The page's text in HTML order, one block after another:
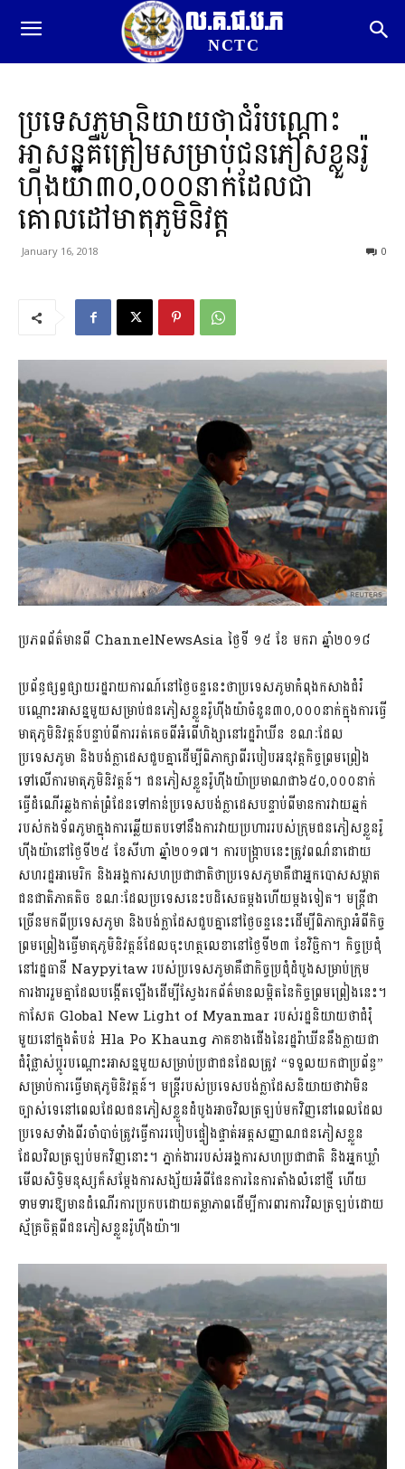
ល.គ.ជ.ប.ភ
NCTC
ប្រទេសភូមានិយាយថាជំរំបណ្តោះ
អាសន្នគឺត្រៀមសម្រាប់ជនភៀសខ្លួនរ៉ូ
ហ៊ីងយ៉ា៣០,០០០នាក់ដែលជា
គោលដៅមាតុភូមិនិវត្ត
January 16, 2018 0
ប្រភពព័ត៌មានពី ChannelNewsAsia ថ្ងៃទី ១៥ ខែ មករា ឆ្នាំ២០១៨
ប្រព័ន្ធផ្សព្វផ្សាយរដ្ឋរាយការណ៍នៅថ្ងៃចន្ទនេះថាប្រទេសភូមាកំពុងកសាងជំរំ
បណ្តោះអាសន្នមួយសម្រាប់ជនភៀសខ្លួនរ៉ូហ៊ីងយ៉ាចំនួន៣០,០០០នាក់ក្នុងការធ្វើ
មាតុភូមិនិវត្តន៍បន្ទាប់ពីការរត់គេចពីអំពើហិង្សានៅរដ្ឋរ៉ាឃីន ខណៈដែល
ប្រទេសភូមា និងបង់ក្លាដេសជួបគ្នាដើម្បីពិភាក្សាពីរបៀបអនុវត្តកិច្ចព្រមព្រៀង
ទៅលើការមាតុភូមិនិវត្តន៍។ ជនភៀសខ្លួនរ៉ូហ៊ីងយ៉ាប្រមាណជា៦៥០,០០០នាក់
ធ្វើដំណើរឆ្លងកាត់ព្រំដែនទៅកាន់ប្រទេសបង់ក្លាដេសបន្ទាប់ពីមានការវាយឆ្មក់
របស់កងទ័ពភូមាក្នុងការឆ្លើយតបទៅនឹងការវាយប្រហាររបស់ក្រុមជនភៀសខ្លួនរ៉ូ
ហ៊ីងយ៉ានៅថ្ងៃទី២៥ ខែសីហា ឆ្នាំ២០១៧។ ការបង្ក្រាបនេះត្រូវពណ៌នាដោយ
សហរដ្ឋអាមេរិក និងអង្គការសហប្រជាជាតិថាប្រទេសភូមាគឺជាអ្នកបោសសម្អាត
ជនជាតិភាគតិច ខណៈដែលប្រទេសនេះបដិសេធម្តងហើយម្តងទៀត។ មន្ត្រីជា
ច្រើនមកពីប្រទេសភូមា និងបង់ក្លាដែសជួបគ្នានៅថ្ងៃចន្ទនេះដើម្បីពិភាក្សាអំពីកិច្ច
ព្រមព្រៀងធ្វើមាតុភូមិនិវត្តន៍ដែលចុះហត្ថលេខានៅថ្ងៃទី២៣ ខែវិច្ឆិកា។ កិច្ចប្រជុំ
នៅរដ្ឋធានី Naypyitaw របស់ប្រទេសភូមាគឺជាកិច្ចប្រជុំដំបូងសម្រាប់ក្រុម
ការងាររួមគ្នាដែលបង្កើតឡើងដើម្បីស្វែងរកព័ត៌មានលម្អិតនៃកិច្ចព្រមព្រៀងនេះ។
កាសែត Global New Light of Myanmar របស់រដ្ឋនិយាយថាជំរុំ
មួយនៅក្នុងតំបន់ Hla Po Khaung ភាគខាងជើងនៃរដ្ឋរ៉ាឃីននឹងក្លាយជា
ជំរុំផ្លាស់ប្តូរបណ្តោះអាសន្នមួយសម្រាប់ប្រជាជនដែលត្រូវ “ទទួលយកជាប្រព័ន្ធ”
សម្រាប់ការធ្វើមាតុភូមិនិវត្តន៍។ មន្រ្តីរបស់ប្រទេសបង់ក្លាដែសនិយាយថាវាមិន
ច្បាស់ទេនៅពេលដែលជនភៀសខ្លួនដំបូងអាចវិលត្រឡប់មកវិញនៅពេលដែល
ប្រទេសទាំងពីរចាំបាច់ត្រូវធ្វើការរបៀបផ្ទៀងផ្ទាត់អត្តសញ្ញាណជនភៀសខ្លួន
ដែលវិលត្រឡប់មកវិញនោះ។ ភ្នាក់ងាររបស់អង្គការសហប្រជាជាតិ និងអ្នកឃ្លាំ
មើលសិទ្ធិមនុស្សក៏សម្តែងការសង្ស័យអំពីផែនការនៃការតាំងលំនៅថ្មី ហើយ
ទាមទារឱ្យមានដំណើរការប្រកបដោយតម្លាភាពដើម្បីការពារការវិលត្រឡប់ដោយ
ស្ម័គ្រចិត្តពីជនភៀសខ្លួនរ៉ូហ៊ីងយ៉ា៕